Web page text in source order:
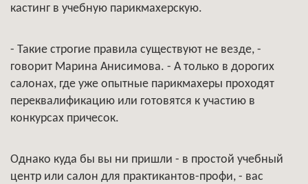
кастинг в учебную парикмахерскую.
- Такие строгие правила существуют не везде, -
говорит Марина Анисимова. - А только в дорогих
салонах, где уже опытные парикмахеры проходят
переквалификацию или готовятся к участию в
конкурсах причесок.
Однако куда бы вы ни пришли - в простой учебный
центр или салон для практикантов-профи, - вас